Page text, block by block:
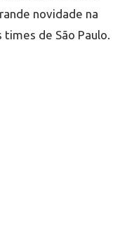
novidade na
de São Paulo.